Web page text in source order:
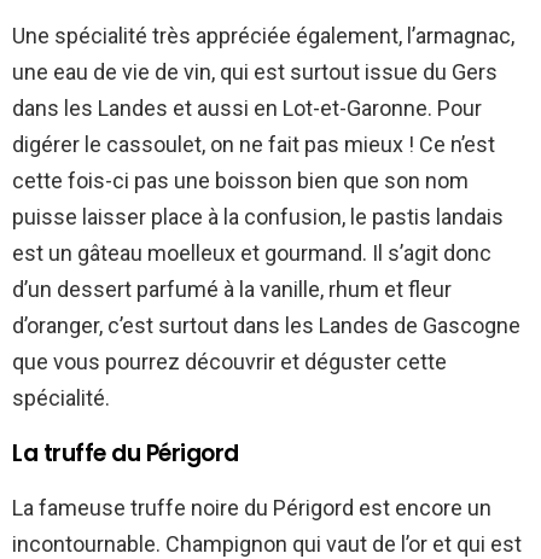
Une spécialité très appréciée également, l’armagnac,
une eau de vie de vin, qui est surtout issue du Gers
dans les Landes et aussi en Lot-et-Garonne. Pour
digérer le cassoulet, on ne fait pas mieux ! Ce n’est
cette fois-ci pas une boisson bien que son nom
puisse laisser place à la confusion, le pastis landais
est un gâteau moelleux et gourmand. Il s’agit donc
d’un dessert parfumé à la vanille, rhum et fleur
d’oranger, c’est surtout dans les Landes de Gascogne
que vous pourrez découvrir et déguster cette
spécialité.
La truffe du Périgord
La fameuse truffe noire du Périgord est encore un
incontournable. Champignon qui vaut de l’or et qui est